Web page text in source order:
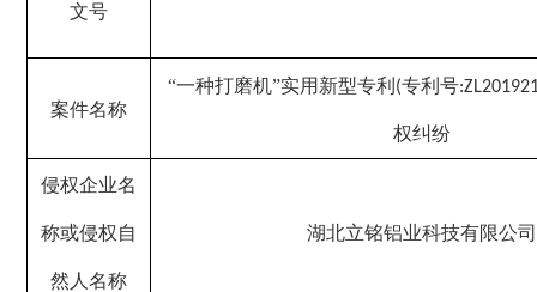
文号
案件名称
“一种打磨机”实用新型专利 (专利号
权纠纷
侵权企业名
称或侵权自
然人名称
湖北立铭铝业科技有限公司